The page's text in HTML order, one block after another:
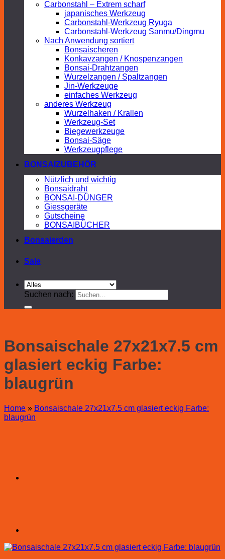
Carbonstahl – Extrem scharf
japanisches Werkzeug
Carbonstahl-Werkzeug Ryuga
Carbonstahl-Werkzeug Sanmu/Dingmu
Nach Anwendung sortiert
Bonsaischeren
Konkavzangen / Knospenzangen
Bonsai-Drahtzangen
Wurzelzangen / Spaltzangen
Jin-Werkzeuge
einfaches Werkzeug
anderes Werkzeug
Wurzelhaken / Krallen
Werkzeug-Set
Biegewerkzeuge
Bonsai-Säge
Werkzeugpflege
BONSAIZUBEHÖR
Nützlich und wichtig
Bonsaidraht
BONSAI-DÜNGER
Giessgeräte
Gutscheine
BONSAIBÜCHER
Bonsaierden
Sale
Suchen nach:
Bonsaischale 27x21x7.5 cm
glasiert eckig Farbe:
blaugrün
Home » Bonsaischale 27x21x7.5 cm glasiert eckig Farbe:
blaugrün